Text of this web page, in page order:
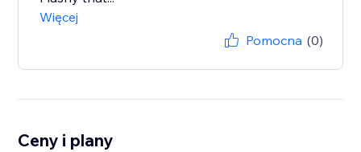
Więcej
Pomocna (0)
Ceny i plany